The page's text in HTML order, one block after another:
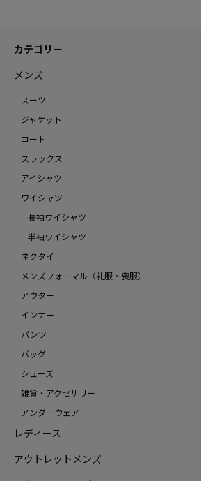
カテゴリー
メンズ
スーツ
ジャケット
コート
スラックス
アイシャツ
ワイシャツ
長袖ワイシャツ
半袖ワイシャツ
ネクタイ
メンズフォーマル（礼服・喪服）
アウター
インナー
パンツ
バッグ
シューズ
雑貨・アクセサリー
アンダーウェア
レディース
アウトレットメンズ